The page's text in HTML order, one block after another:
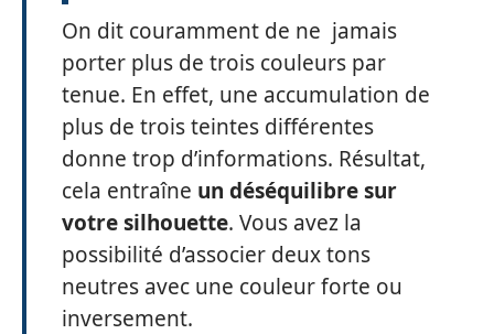
On dit couramment de ne jamais
porter plus de trois couleurs par
tenue. En effet, une accumulation de
plus de trois teintes différentes
donne trop d’informations. Résultat,
cela entraîne un déséquilibre sur
votre silhouette. Vous avez la
possibilité d’associer deux tons
neutres avec une couleur forte ou
inversement.